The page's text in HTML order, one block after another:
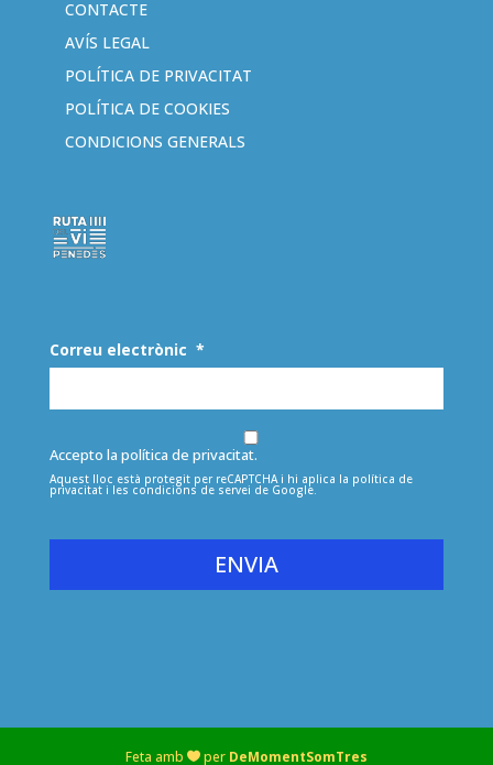
CONTACTE
AVÍS LEGAL
POLÍTICA DE PRIVACITAT
POLÍTICA DE COOKIES
CONDICIONS GENERALS
Correu electrònic *
Accepto la política de privacitat.
Aquest lloc està protegit per reCAPTCHA i hi aplica la política de
privacitati les condicions de servei de Google.
Feta amb tot
per DeMomentSomTres